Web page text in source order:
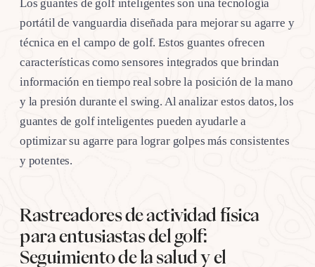
Los guantes de golf inteligentes son una tecnología
portátil de vanguardia diseñada para mejorar su agarre y
técnica en el campo de golf. Estos guantes ofrecen
características como sensores integrados que brindan
información en tiempo real sobre la posición de la mano
y la presión durante el swing. Al analizar estos datos, los
guantes de golf inteligentes pueden ayudarle a
optimizar su agarre para lograr golpes más consistentes
y potentes.
Rastreadores de actividad física
para entusiastas del golf:
Seguimiento de la salud y el